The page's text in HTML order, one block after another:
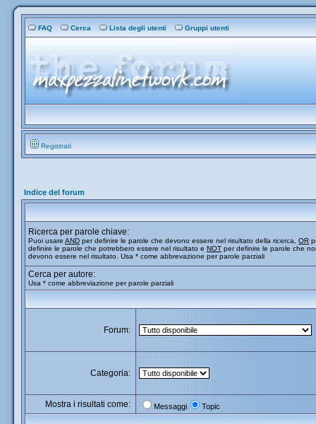
FAQ Cerca Lista degli utenti Gruppi utenti
Registrati
Indice del forum
Ricerca per parole chiave:
Puoi usare AND per definire le parole che devono essere nel risultato della ricerca, OR
definire le parole che potrebbero essere nel risultato e NOT per definire le parole che
devono essere nel risultato. Usa * come abbrevazione per parole parziali
Cerca per autore:
Usa * come abbreviazione per parole parziali
Forum:
Categoria:
Mostra i risultati come: Messaggi Topic